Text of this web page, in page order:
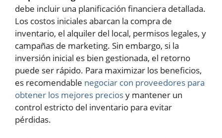
debe incluir una planificación financiera detallada.
Los costos iniciales abarcan la compra de
inventario, el alquiler del local, permisos legales, y
campañas de marketing. Sin embargo, si la
inversión inicial es bien gestionada, el retorno
puede ser rápido. Para maximizar los beneficios,
es recomendable negociar con proveedores para
obtener los mejores preciosy mantener un
control estricto del inventario para evitar
pérdidas.